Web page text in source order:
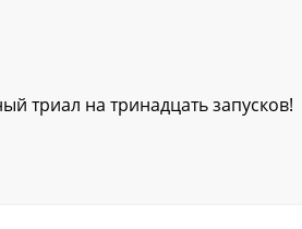
триал на тринадцать запусков!